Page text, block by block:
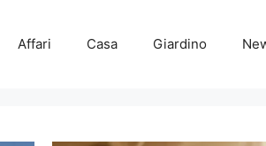
Affari Casa Giardino